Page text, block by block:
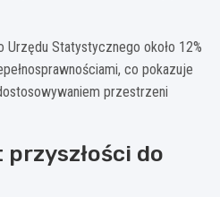
Urzędu Statystycznego około 12%
co pokazuje
przestrzeni
do